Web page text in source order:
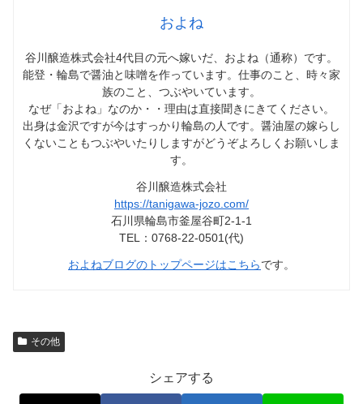
およね
谷川醸造株式会社4代目の元へ嫁いだ、およね（通称）です。
能登・輪島で醤油と味噌を作っています。仕事のこと、時々家
族のこと、つぶやいています。
なぜ「およね」なのか・・理由は直接聞きにきてください。
出身は金沢ですが今はすっかり輪島の人です。醤油屋の嫁らし
くないこともつぶやいたりしますがどうぞよろしくお願いしま
す。
谷川醸造株式会社
https://tanigawa-jozo.com/
石川県輪島市釜屋谷町2-1-1
TEL：0768-22-0501(代)
およねブログのトップページはこちらです。
その他
シェアする